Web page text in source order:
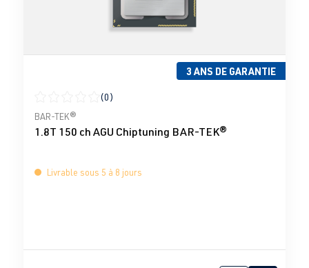
3 ANS DE GARANTIE
Note moyenne de 0 sur 5 étoiles
(0)
BAR-TEK®
1.8T 150 ch AGU Chiptuning BAR-TEK®
Livrable sous 5 à 8 jours